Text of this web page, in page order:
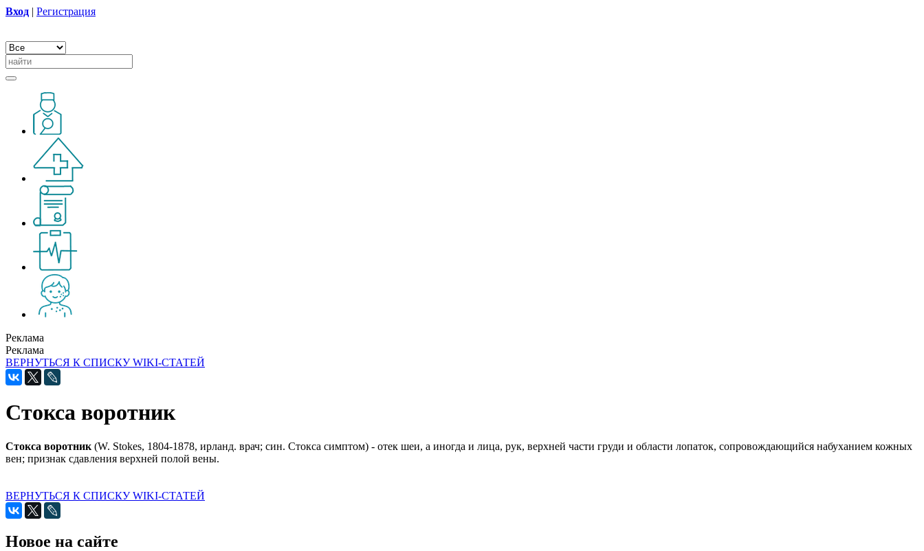
Вход | Регистрация
Реклама
Реклама
ВЕРНУТЬСЯ К СПИСКУ WIKI-СТАТЕЙ
Стокса воротник
Стокса воротник (W. Stokes, 1804-1878, ирланд. врач; син. Стокса симптом) - отек шеи, а иногда и лица, рук, верхней части груди и области лопаток, сопровождающийся набуханием кожных
вен; признак сдавления верхней полой вены.
ВЕРНУТЬСЯ К СПИСКУ WIKI-СТАТЕЙ
Новое на сайте